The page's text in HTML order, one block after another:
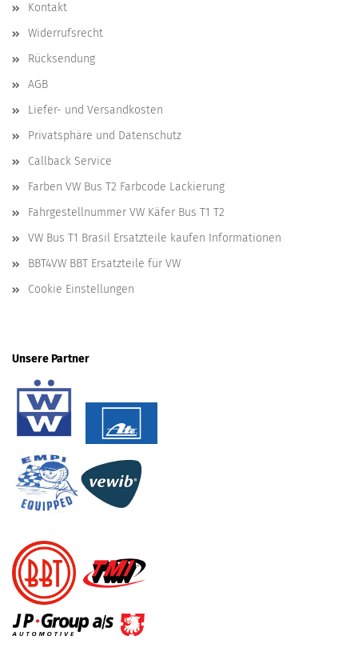
Kontakt
Widerrufsrecht
Rücksendung
AGB
Liefer- und Versandkosten
Privatsphäre und Datenschutz
Callback Service
Farben VW Bus T2 Farbcode Lackierung
Fahrgestellnummer VW Käfer Bus T1 T2
VW Bus T1 Brasil Ersatzteile kaufen Informationen
BBT4VW BBT Ersatzteile für VW
Cookie Einstellungen
Unsere Partner